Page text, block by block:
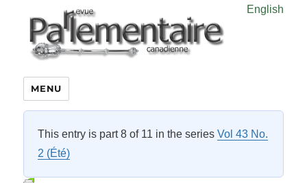
English
MENU
This entry is part 8 of 11 in the seriesVol 43 No.
2 (Été)